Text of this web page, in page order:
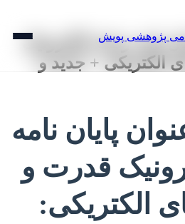
نامه رشته الکترونیک
الکتریکی + جدید و
پایان نامه
قدرت و
الکتریکی: